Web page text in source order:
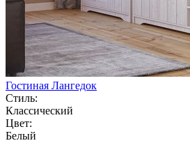
Гостиная Лангедок
Стиль:
Классический
Цвет:
Белый